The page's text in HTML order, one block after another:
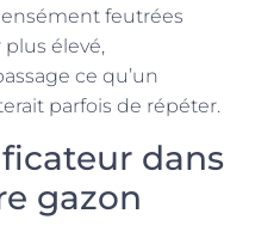
feutrées
élevé,
ce qu’un
parfois de répéter.
dans
gazon